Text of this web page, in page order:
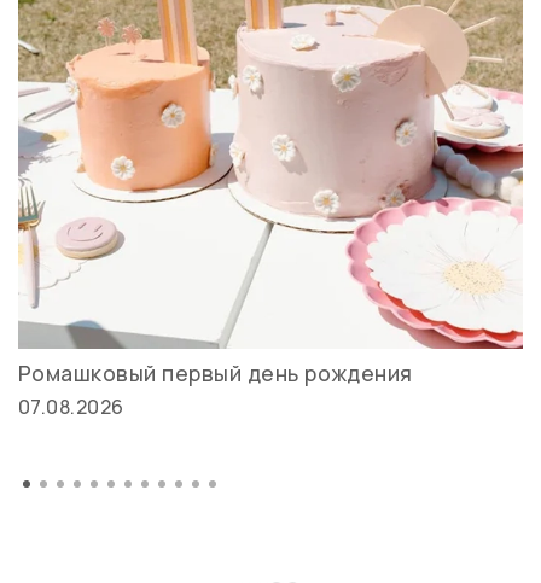
Ромашковый первый день рождения
07.08.2026